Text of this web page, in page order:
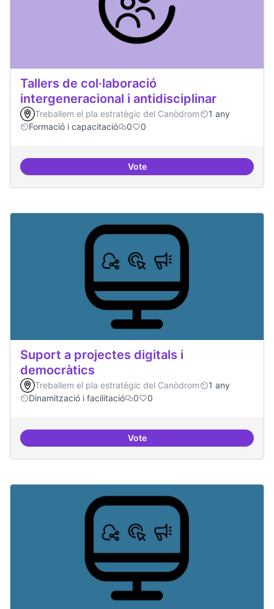
Tallers de col·laboració
intergeneracional i antidisciplinar
Treballem el pla estratègic del Canòdrom
1 any
Formació i capacitació
0 0
VoteTallers de col·laboració
Suport a projectes digitals i
democràtics
Treballem el pla estratègic del Canòdrom
1 any
Dinamització i facilitació
0 0
VoteSuport a projectes digitals i